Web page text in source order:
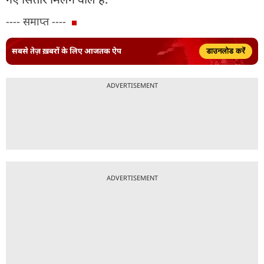
---- समाप्त ----
सबसे तेज़ ख़बरों के लिए आजतक ऐप डाउनलोड करें
ADVERTISEMENT
ADVERTISEMENT